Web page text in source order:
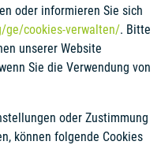
oder informieren Sie sich
ge/cookies-verwalten/. Bitte
unserer Website
Sie die Verwendung von
oder Zustimmung
können folgende Cookies